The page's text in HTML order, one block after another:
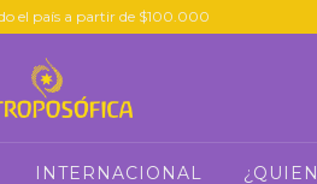
el país a partir de $100.000
INTERNACIONAL